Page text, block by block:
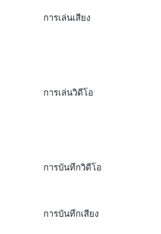
การเล่นเสียง
การเล่นวิดีโอ
การบันทึกวิดีโอ
การบันทึกเสียง